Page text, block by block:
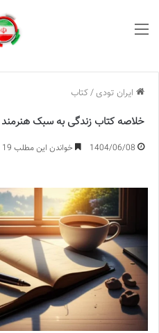
ایران تودی /کتاب
خلاصه کتاب زندگی به سبک هنرمند
1404/06/08 خواندن این مطلب 19 دقیقه زمان میبرد